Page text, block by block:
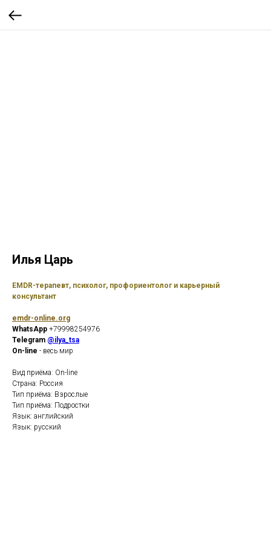
Илья Царь
EMDR-терапевт, психолог, профориентолог и карьерный
консультант
emdr-online.org
WhatsApp +79998254976
Telegram @ilya_tsa
On-line - весь мир
Вид приёма: On-line
Страна: Россия
Тип приёма: Взрослые
Тип приёма: Подростки
Язык: английский
Язык: русский